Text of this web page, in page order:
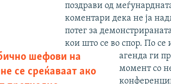
поздрави од
коментари дека не ја
потег за
кои што се во спор. По се
шефови на
се среќаваат ако
агенда ги
момент со